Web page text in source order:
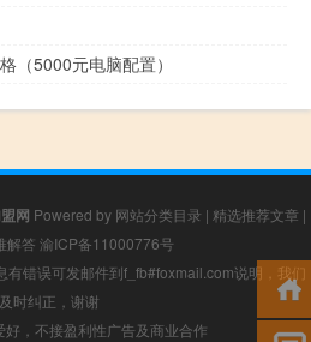
（5000元电脑配置）
网 Powered by 网站分类目录 | 精选推荐文章 |
解答 渝ICP备11000776号
有错误可发邮件到f_fb#foxmail.com说明，我们
时纠正，谢谢
，不接盈利性广告及商业合作